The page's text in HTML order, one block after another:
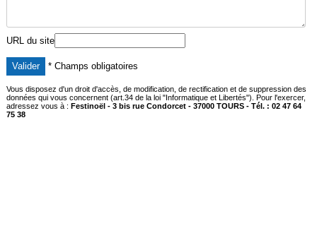
URL du site
* Champs obligatoires
Vous disposez d'un droit d'accès, de modification, de rectification et de suppression des
données qui vous concernent (art.34 de la loi "Informatique et Libertés"). Pour l'exercer,
adressez vous à : Festinoël - 3 bis rue Condorcet - 37000 TOURS - Tél. : 02 47 64
75 38